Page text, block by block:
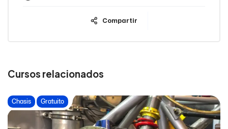
Compartir
Cursos relacionados
Chasis Gratuito